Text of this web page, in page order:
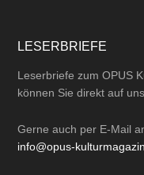
LESERBRIEFE
Leserbriefe zum OPUS
können Sie direkt auf
Gerne auch per E-Mail
info@opus-